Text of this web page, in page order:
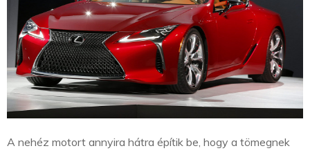
A nehéz motort annyira hátra építik be, hogy a tömegnek